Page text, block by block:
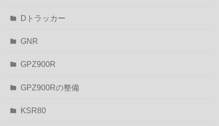
Dトラッカー
GNR
GPZ900R
GPZ900Rの整備
KSR80